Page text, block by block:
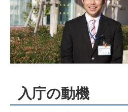
入庁の動機